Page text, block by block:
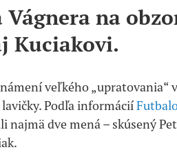
Vágnera na
Kuciakovi.
veľkého
Podľa informácií
najmä dve mená – skúsený